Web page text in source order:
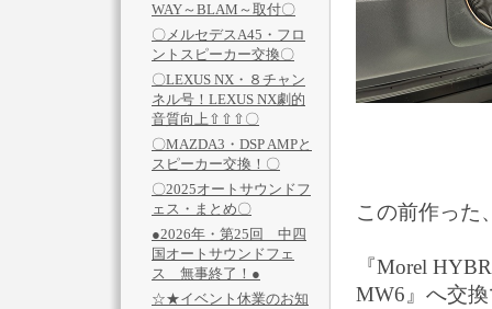
WAY～BLAM～取付〇
〇メルセデスA45・フロ
ントスピーカー交換〇
〇LEXUS NX・８チャン
ネル号！LEXUS NX劇的
音質向上⇧⇧⇧〇
〇MAZDA3・DSP AMPと
スピーカー交換！〇
〇2025オートサウンドフ
ェス・まとめ〇
●2026年・第25回 中四
国オートサウンドフェ
ス 無事終了！●
☆★イベント休業のお知
この前作った
『Morel
MW6』へ交